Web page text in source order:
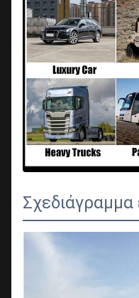
Σχεδιάγραμμα